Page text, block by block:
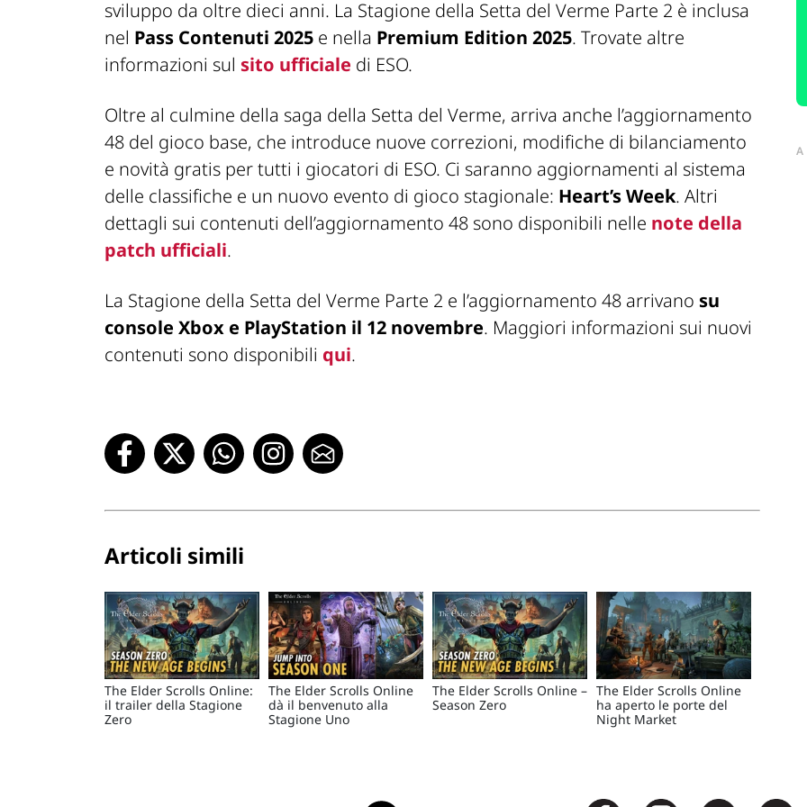
sviluppo da oltre dieci anni. La Stagione della Setta del Verme Parte 2 è inclusa
nel Pass Contenuti 2025 e nella Premium Edition 2025. Trovate altre
informazioni sul sito ufficiale di ESO.
Oltre al culmine della saga della Setta del Verme, arriva anche l’aggiornamento
48 del gioco base, che introduce nuove correzioni, modifiche di bilanciamento
e novità gratis per tutti i giocatori di ESO. Ci saranno aggiornamenti al sistema
delle classifiche e un nuovo evento di gioco stagionale: Heart’s Week. Altri
dettagli sui contenuti dell’aggiornamento 48 sono disponibili nelle note della
patch ufficiali.
La Stagione della Setta del Verme Parte 2 e l’aggiornamento 48 arrivano su
console Xbox e PlayStation il 12 novembre. Maggiori informazioni sui nuovi
contenuti sono disponibili qui.
Articoli simili
The Elder Scrolls Online:
il trailer della Stagione
Zero
The Elder Scrolls Online
dà il benvenuto alla
Stagione Uno
The Elder Scrolls Online –
Season Zero
The Elder Scrolls Online
ha aperto le porte del
Night Market